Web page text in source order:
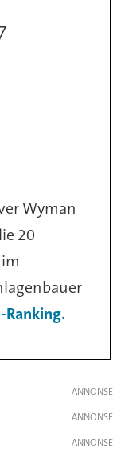
Wyman
20
Ranking.